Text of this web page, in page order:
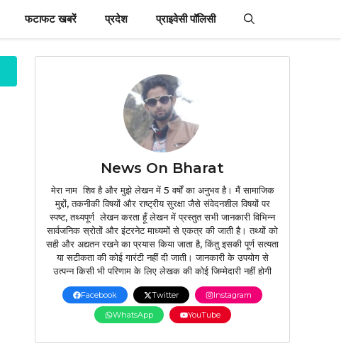
फटाफट खबरें प्रदेश प्राइवेसी पॉलिसी
News On Bharat
मेरा नाम शिव है और मुझे लेखन में 5 वर्षों का अनुभव है। मैं सामाजिक
मुद्दों, तकनीकी विषयों और राष्ट्रीय सुरक्षा जैसे संवेदनशील विषयों पर
स्पष्ट, तथ्यपूर्ण लेखन करता हूँ लेखन में प्रस्तुत सभी जानकारी विभिन्न
सार्वजनिक स्रोतों और इंटरनेट माध्यमों से एकत्र की जाती है। तथ्यों को
सही और अद्यतन रखने का प्रयास किया जाता है, किंतु इसकी पूर्ण सत्यता
या सटीकता की कोई गारंटी नहीं दी जाती। जानकारी के उपयोग से
उत्पन्न किसी भी परिणाम के लिए लेखक की कोई जिम्मेदारी नहीं होगी
Facebook Twitter
Instagram
WhatsApp
YouTube